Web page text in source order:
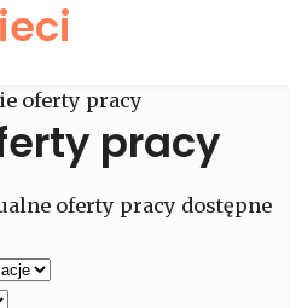
oferty pracy
pracy
oferty pracy dostępne